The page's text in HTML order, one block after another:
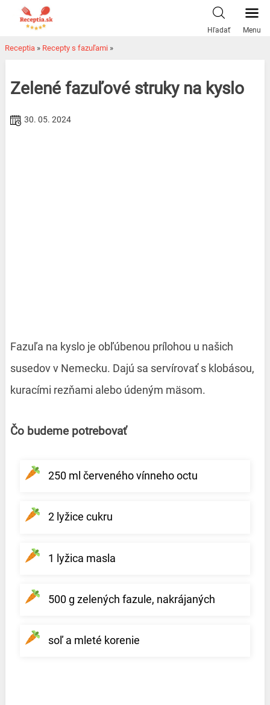
Hľadať Menu
Receptia » Recepty s fazuľami »
Zelené fazuľové struky na kyslo
30. 05. 2024
Fazuľa na kyslo je obľúbenou prílohou u našich
susedov v Nemecku. Dajú sa servírovať s klobásou,
kuracími rezňami alebo údeným mäsom.
Čo budeme potrebovať
250 ml červeného vínneho octu
2 lyžice cukru
1 lyžica masla
500 g zelených fazule, nakrájaných
soľ a mleté korenie